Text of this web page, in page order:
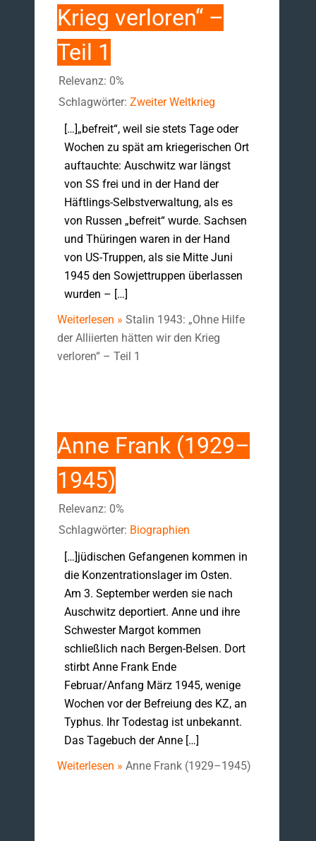
Krieg verloren“ –
Teil 1
Relevanz: 0%
Schlagwörter: Zweiter Weltkrieg
[…]„befreit“, weil sie stets Tage oder
Wo­chen zu spät am kriegerischen Ort
auftauchte: Auschwitz war längst
von SS frei und in der Hand der
Häftlings-Selbstverwaltung, als es
von Russen „befreit“ wurde. Sachsen
und Thüringen waren in der Hand
von US-Truppen, als sie Mitte Juni
1945 den Sowjettruppen überlassen
wurden – […]
Weiterlesen » Stalin 1943: „Ohne Hilfe
der Alliierten hätten wir den Krieg
verloren“ – Teil 1
Anne Frank (1929–
1945)
Relevanz: 0%
Schlagwörter: Biographien
[…]jüdischen Gefangenen kommen in
die Konzentrationslager im Osten.
Am 3. September werden sie nach
Auschwitz deportiert. Anne und ihre
Schwester Margot kommen
schließlich nach Bergen-Belsen. Dort
stirbt Anne Frank Ende
Februar/Anfang März 1945, wenige
Wochen vor der Befreiung des KZ, an
Typhus. Ihr Todestag ist unbekannt.
Das Tagebuch der Anne […]
Weiterlesen » Anne Frank (1929–1945)